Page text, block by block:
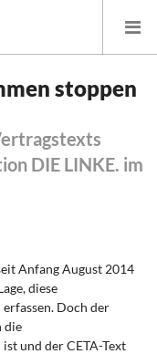
stoppen
DIE LINKE. im
Anfang August 2014
diese
Doch der
die
und der CETA-Text